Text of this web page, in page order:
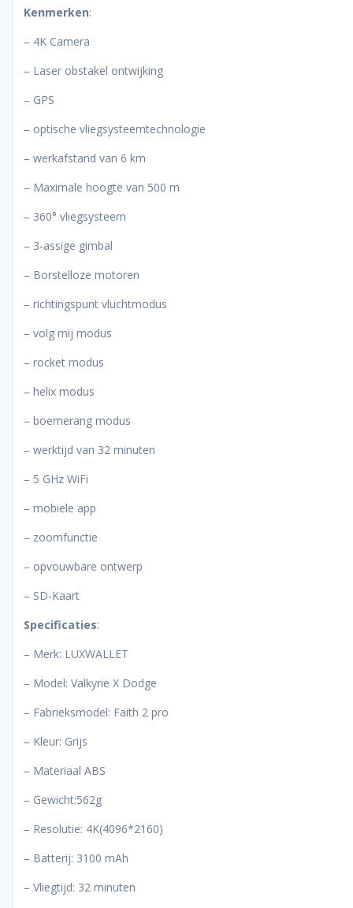
Kenmerken:
– 4K Camera
– Laser obstakel ontwijking
– GPS
– optische vliegsysteemtechnologie
– werkafstand van 6 km
– Maximale hoogte van 500 m
– 360° vliegsysteem
– 3-assige gimbal
– Borstelloze motoren
– richtingspunt vluchtmodus
– volg mij modus
– rocket modus
– helix modus
– boemerang modus
– werktijd van 32 minuten
– 5 GHz WiFi
– mobiele app
– zoomfunctie
– opvouwbare ontwerp
– SD-Kaart
Specificaties:
– Merk: LUXWALLET
– Model: Valkyrie X Dodge
– Fabrieksmodel: Faith 2 pro
– Kleur: Grijs
– Materiaal ABS
– Gewicht:562g
– Resolutie: 4K(4096*2160)
– Batterij: 3100 mAh
– Vliegtijd: 32 minuten